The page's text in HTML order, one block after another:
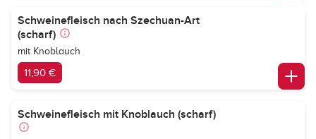
Schweinefleisch nach Szechuan-Art
(scharf)
mit Knoblauch
11,90 €
Schweinefleisch mit Knoblauch (scharf)